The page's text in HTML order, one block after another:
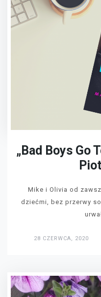
„Bad Boys Go
Mike i Olivia od
dziećmi, bez przerwy
28 CZERWCA, 2020